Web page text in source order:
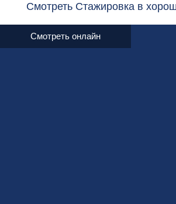
Смотреть Стажировка в
Смотреть онлайн